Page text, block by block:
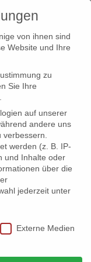
von ihnen sind
Website und Ihre
zu
Sie Ihre
auf unserer
andere uns
werden (z. B. IP-
und Inhalte oder
über die
jederzeit unter
Externe Medien